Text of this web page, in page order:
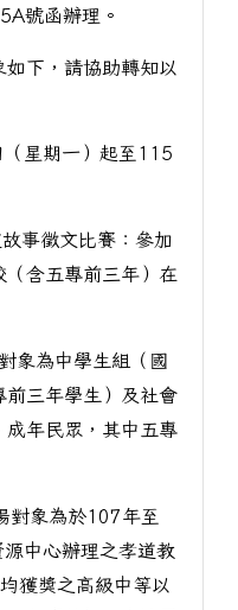
號函辦理。
下，請協助轉知以
星期一）起至115
事徵文比賽：參加
（含五專前三年）在
象為中學生組（國
前三年學生）及社會
成年民眾，其中五專
對象為於107年至
中心辦理之孝道教
獲獎之高級中等以